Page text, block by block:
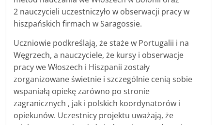
2 nauczycieli uczestniczyło w obserwacji pracy w
hiszpańskich firmach w Saragossie.
Uczniowie podkreślają, że staże w Portugalii i na
Węgrzech, a nauczyciele, że kursy i obserwacje
pracy we Włoszech i Hiszpanii zostały
zorganizowane świetnie i szczególnie cenią sobie
wspaniałą opiekę zarówno po stronie
zagranicznych , jak i polskich koordynatorów i
opiekunów. Uczestnicy projektu uważają, że